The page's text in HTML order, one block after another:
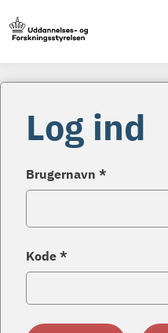
Log ind
Brugernavn *
Kode *